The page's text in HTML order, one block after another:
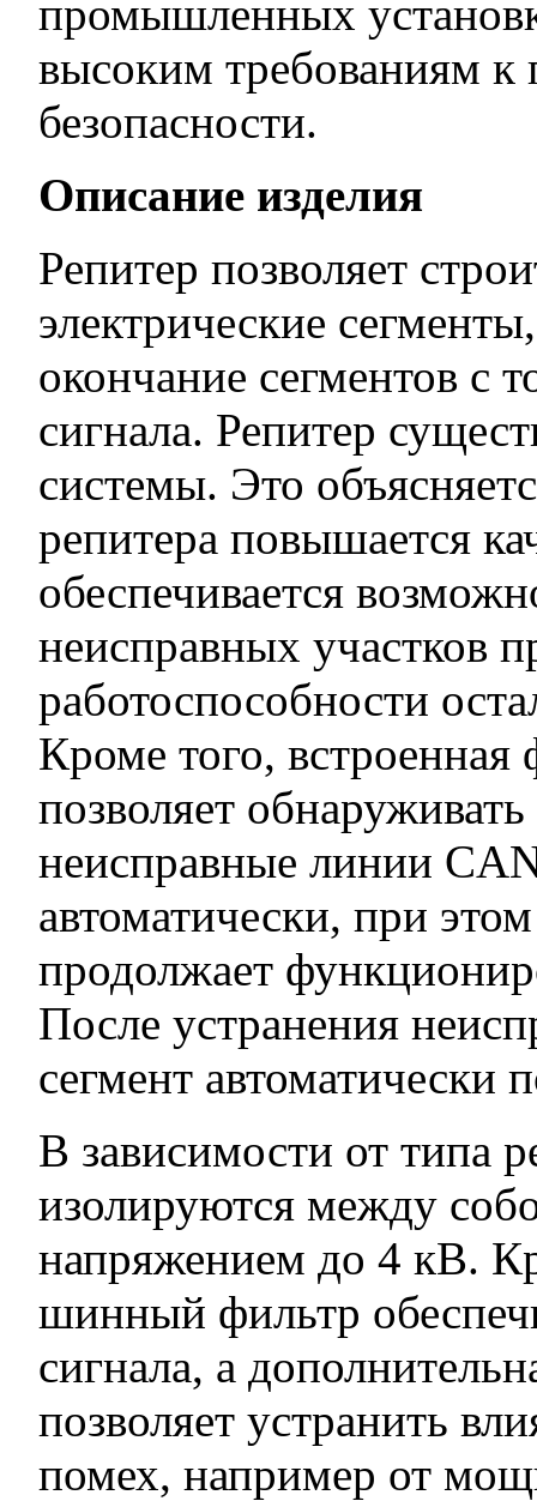
промышленных
высоким требованиям к
безопасности.
Описание изделия
Репитер позволяет
электрические
окончание сегментов с
сигнала. Репитер
системы. Это
репитера повышается
обеспечивается
неисправных участков
работоспособности
Кроме того,
позволяет
неисправные линии
автоматически, при
продолжает
После устранения
сегмент автоматически
В зависимости от типа
изолируются между
напряжением до 4 кВ.
шинный фильтр
сигнала, а
позволяет устранить
помех, например от